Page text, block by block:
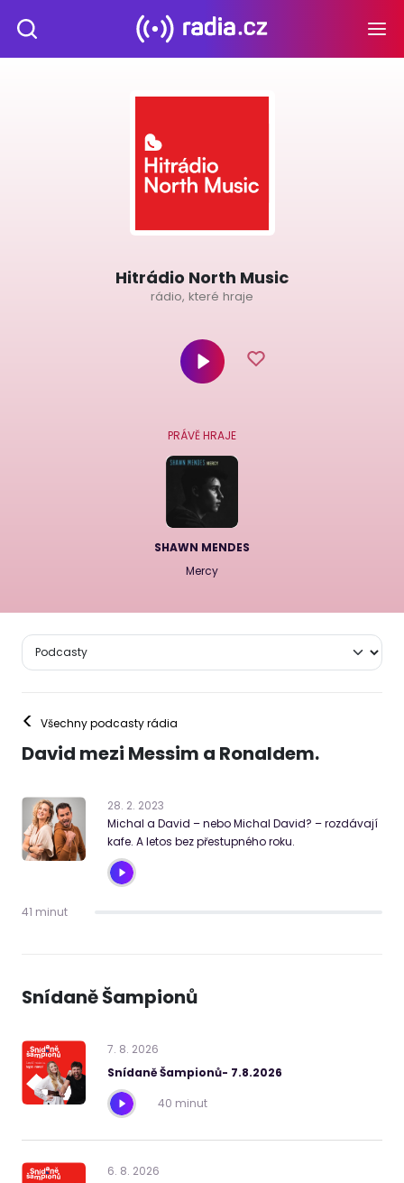
Hitrádio North Music
rádio, které hraje
PRÁVĚ HRAJE
SHAWN MENDES
Mercy
< Všechny podcasty rádia
David mezi Messim a Ronaldem.
28. 2. 2023
Michal a David – nebo Michal David? – rozdávají
kafe. A letos bez přestupného roku.
41 minut
Snídaně Šampionů
7. 8. 2026
Snídaně Šampionů- 7.8.2026
40 minut
6. 8. 2026